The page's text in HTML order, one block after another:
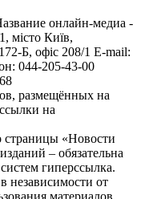
онлайн-медиа -
місто Київ,
Б, офіс 208/1 E-mail:
044-205-43-00
размещённых на
на
страницы «Новости
– обязательна
гиперссылка.
независимости от
материалов.